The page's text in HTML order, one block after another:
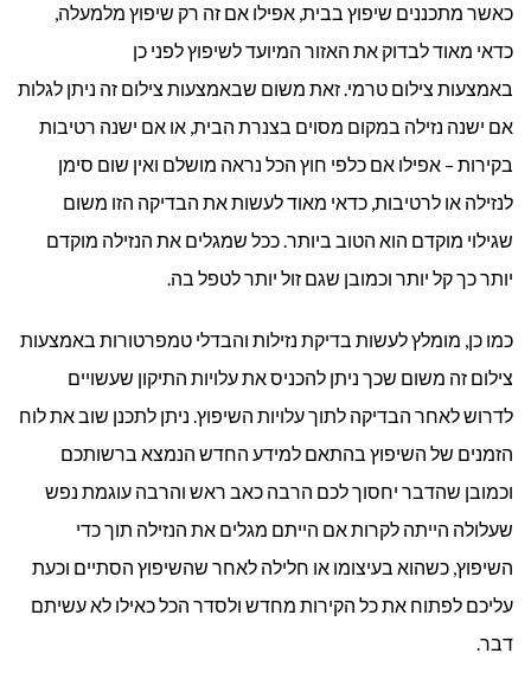
כאשר מתכננים שיפוץ בבית, אפילו אם זה רק שיפוץ מלמעלה,
כדאי מאוד לבדוק את האזור המיועד לשיפוץ לפני כן
באמצעות צילום טרמי. זאת משום שבאמצעות צילום זה ניתן לגלות
אם ישנה נזילה במקום מסוים בצנרת הבית, או אם ישנה רטיבות
בקירות – אפילו אם כלפי חוץ הכל נראה מושלם ואין שום סימן
לנזילה או לרטיבות, כדאי מאוד לעשות את הבדיקה הזו משום
שגילוי מוקדם הוא הטוב ביותר. ככל שמגלים את הנזילה מוקדם
יותר כך קל יותר וכמובן שגם זול יותר לטפל בה.
כמו כן, מומלץ לעשות בדיקת נזילות והבדלי טמפרטורות באמצעות
צילום זה משום שכך ניתן להכניס את עלויות התיקון שעשויים
לדרוש לאחר הבדיקה לתוך עלויות השיפוץ. ניתן לתכנן שוב את לוח
הזמנים של השיפוץ בהתאם למידע החדש הנמצא ברשותכם
וכמובן שהדבר יחסוך לכם הרבה כאב ראש והרבה עוגמת נפש
שעלולה הייתה לקרות אם הייתם מגלים את הנזילה תוך כדי
השיפוץ, כשהוא בעיצומו או חלילה לאחר שהשיפוץ הסתיים וכעת
עליכם לפתוח את כל הקירות מחדש ולסדר הכל כאילו לא עשיתם
דבר.